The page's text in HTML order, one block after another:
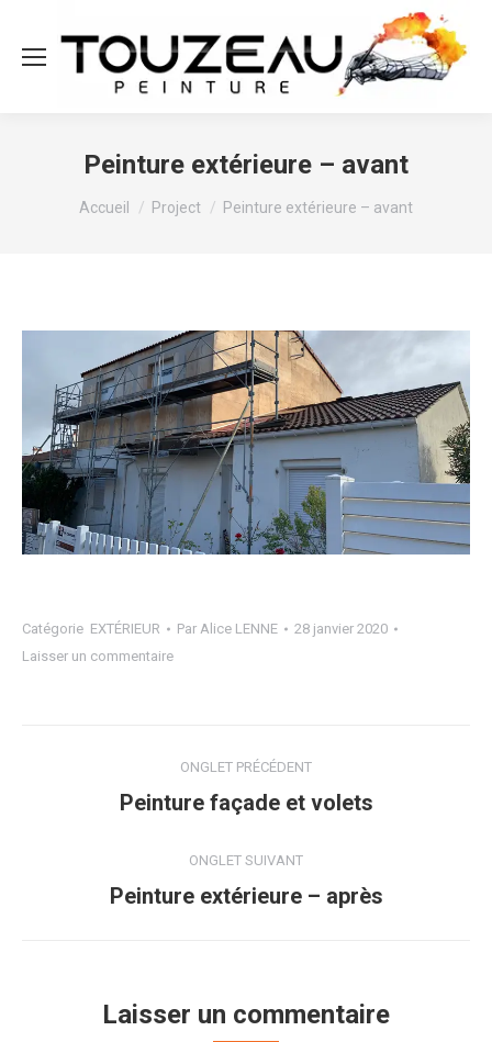
Peinture extérieure – avant
Vous êtes ici :
Accueil Project Peinture extérieure – avant
Catégorie EXTÉRIEUR Par Alice LENNE
28 janvier 2020
Laisser un commentaire
commentaire
ONGLET PRÉCÉDENT
Onglet
Peinture façade et volets
ONGLET SUIVANT
Projets
Peinture extérieure – après
Laisser un commentaire